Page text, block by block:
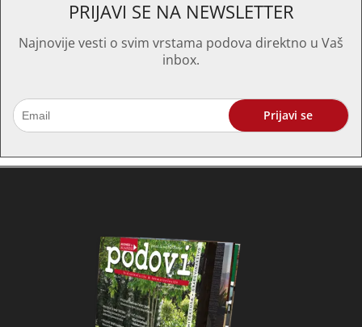
PRIJAVI SE NA NEWSLETTER
Najnovije vesti o svim vrstama podova direktno u Vaš
inbox.